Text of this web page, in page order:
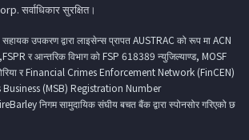
सर्वाधिकार सुरक्षित।
उपकरण द्वारा लाइसेन्स प्रापत AUSTRAC को रूप मा ACN
र आन्तरिक विभाग को FSP 618389 न्युजिल्याण्ड, MOSF
र Financial Crimes Enforcement Network (FinCEN)
Business (MSB) Registration Number
निगम सामुदायिक संघीय बचत बैंक द्वारा स्पोनसोर गरिएको छ